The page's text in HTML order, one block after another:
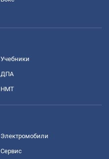
Учебники
ДПА
НМТ
Электромобили
Сервис